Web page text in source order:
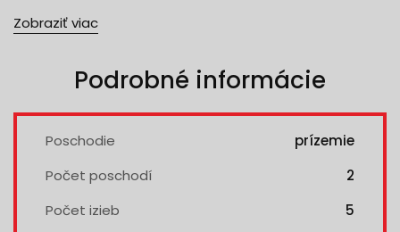
Zobraziť viac
Podrobné informácie
Poschodie
prízemie
Počet poschodí
2
Počet izieb
5